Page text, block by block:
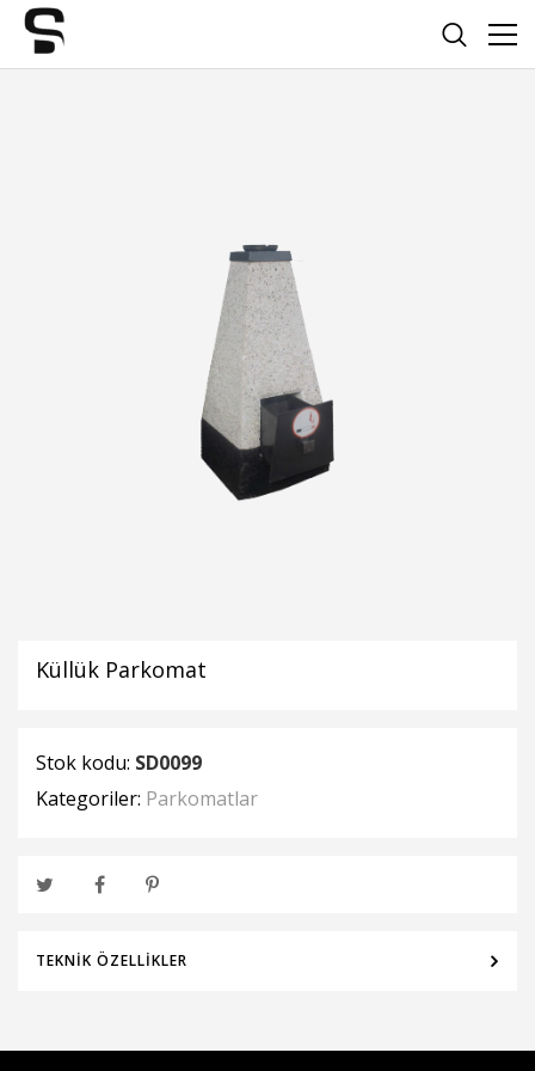
Küllük Parkomat
Stok kodu: SD0099
Kategoriler: Parkomatlar
TEKNIK ÖZELLIKLER